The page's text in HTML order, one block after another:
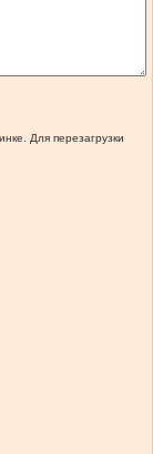
Для перезагрузки